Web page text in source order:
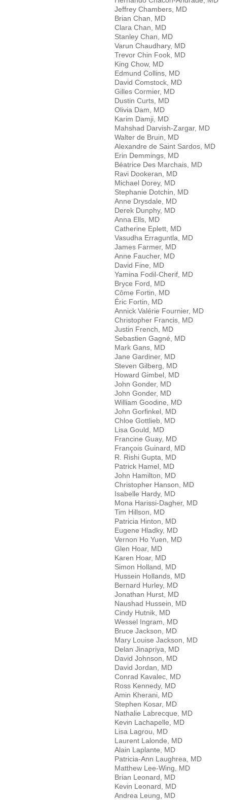
Jeffrey Chambers, MD
Brian Chan, MD
Clara Chan, MD
Stanley Chan, MD
Varun Chaudhary, MD
Trevor Chin Fook, MD
King Chow, MD
Edmund Collins, MD
David Comstock, MD
Gilles Cormier, MD
Dustin Curts, MD
Olivia Dam, MD
Karim Damji, MD
Mahshad Darvish-Zargar, MD
Walter de Bruin, MD
Alexandre de Saint Sardos, MD
Erin Demmings, MD
Béatrice Des Marchais, MD
Ravi Dookeran, MD
Michael Dorey, MD
Stephanie Dotchin, MD
Anne Drysdale, MD
Derek Dunphy, MD
Anna Ells, MD
Catherine Eplett, MD
Vasudha Erraguntla, MD
James Farmer, MD
Anne Faucher, MD
David Fine, MD
Yamina Fodil-Cherif, MD
Bryce Ford, MD
Côme Fortin, MD
Éric Fortin, MD
Annick Valérie Fournier, MD
Christopher Francis, MD
Justin French, MD
Sebastien Gagné, MD
Mark Gans, MD
Jane Gardiner, MD
Steven Gilberg, MD
Howard Gimbel, MD
John Gonder, MD
John Gonder, MD
William Goodine, MD
John Gorfinkel, MD
Chloe Gottlieb, MD
Lisa Gould, MD
Francine Guay, MD
François Guinard, MD
R. Rishi Gupta, MD
Patrick Hamel, MD
John Hamilton, MD
Christopher Hanson, MD
Isabelle Hardy, MD
Mona Harissi-Dagher, MD
Tim Hillson, MD
Patricia Hinton, MD
Eugene Hladky, MD
Vernon Ho Yuen, MD
Glen Hoar, MD
Karen Hoar, MD
Simon Holland, MD
Hussein Hollands, MD
Bernard Hurley, MD
Jonathan Hurst, MD
Naushad Hussein, MD
Cindy Hutnik, MD
Wessel Ingram, MD
Bruce Jackson, MD
Mary Louise Jackson, MD
Delan Jinapriya, MD
David Johnson, MD
David Jordan, MD
Conrad Kavalec, MD
Ross Kennedy, MD
Amin Kherani, MD
Stephen Kosar, MD
Nathalie Labrecque, MD
Kevin Lachapelle, MD
Lisa Lagrou, MD
Laurent Lalonde, MD
Alain Laplante, MD
Patricia-Ann Laughrea, MD
Matthew Lee-Wing, MD
Brian Leonard, MD
Kevin Leonard, MD
Andrea Leung, MD